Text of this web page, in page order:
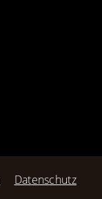
Datenschutz